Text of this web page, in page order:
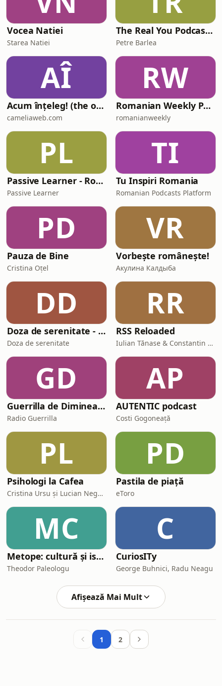
Vocea Natiei
Starea Natiei
The Real You Podcast cu Petre Barlea
Petre Barlea
AÎ
Acum înțeleg! (the old "Learn Romanian Podcast")
cameliaweb.com
RW
Romanian Weekly Podcast
romanianweekly
PL
Passive Learner - Romanian Stories
Passive Learner
TI
Tu Inspiri Romania
Romanian Podcasts Platform
PD
Pauza de Bine
Cristina Oțel
VR
Vorbește românește!
Акулина Калдыба
DD
Doza de serenitate - Meditații Ghidate pentru Liniște
Doza de serenitate
RR
RSS Reloaded
Iulian Tănase & Constantin Bojog & Remus Boldea
GD
Guerrilla de Dimineață
Radio Guerrilla
AP
AUTENTIC podcast
Costi Gogoneață
PL
Psihologi la Cafea
Cristina Ursu și Lucian Negoiță
PD
Pastila de piață
eToro
MC
Metope: cultură și istorie
Theodor Paleologu
C
CuriosITy
George Buhnici, Radu Neagu
Afișează Mai Mult
1 2